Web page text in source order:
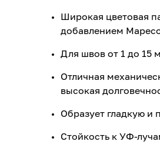
Широкая цветовая
добавлением
Для швов от 1 до 15
Отличная
высокая
Образует гладкую и
Стойкость к УФ-